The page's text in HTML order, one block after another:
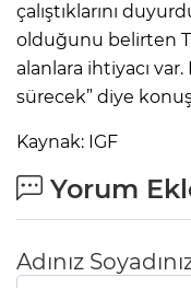
çalıştıklarını
olduğunu belirten
alanlara ihtiyacı var.
sürecek” diye
Kaynak: IGF
Yorum
Adınız